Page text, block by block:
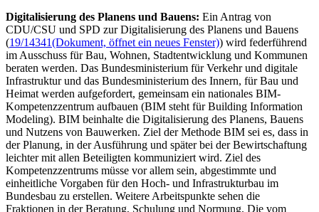
Digitalisierung des Planens und Bauens: Ein Antrag von
CDU/CSU und SPD zur Digitalisierung des Planens und Bauens
(19/14341(Dokument, öffnet ein neues Fenster)) wird federführend
im Ausschuss für Bau, Wohnen, Stadtentwicklung und Kommunen
beraten werden. Das Bundesministerium für Verkehr und digitale
Infrastruktur und das Bundesministerium des Innern, für Bau und
Heimat werden aufgefordert, gemeinsam ein nationales BIM-
Kompetenzzentrum aufbauen (BIM steht fürBuilding Information
Modeling). BIM beinhalte die Digitalisierung des Planens, Bauens
und Nutzens von Bauwerken. Ziel der Methode BIM sei es, dass in
der Planung, in der Ausführung und später bei der Bewirtschaftung
leichter mit allen Beteiligten kommuniziert wird. Ziel des
Kompetenzzentrums müsse vor allem sein, abgestimmte und
einheitliche Vorgaben für den Hoch- und Infrastrukturbau im
Bundesbau zu erstellen. Weitere Arbeitspunkte sehen die
Fraktionen in der Beratung, Schulung und Normung. Die vom